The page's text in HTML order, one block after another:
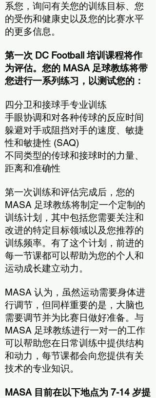
系您，询问有关您的训练目标、您
的受伤和健康史以及您的比赛水平
的更多信息。
第一次 DC Football 培训课程将作
为评估。您的 MASA 足球教练将带
您进行一系列练习，以测试您的：
四分卫和接球手专业训练
手眼协调和对各种传球的反应时间
躲避对手或阻挡对手的速度、敏捷
性和敏捷性 (SAQ)
不同类型的传球和接球时的力量、
距离和准确性
第一次训练和评估完成后，您的
MASA 足球教练将制定一个定制的
训练计划，其中包括您需要关注和
改进的特定目标领域以及您推荐的
训练频率。有了这个计划，前进的
每一节课都可以帮助为您的个人和
运动成长建立动力。
MASA 认为，虽然运动需要身体进
行调节，但同样重要的是，大脑也
需要调节并为比赛日做好准备。与
MASA 足球教练进行一对一的工作
可以帮助您在日常训练中提供结构
和动力，每节课都会向您提供有关
技术的专业知识。
MASA 目前在以下地点为 7-14 岁提